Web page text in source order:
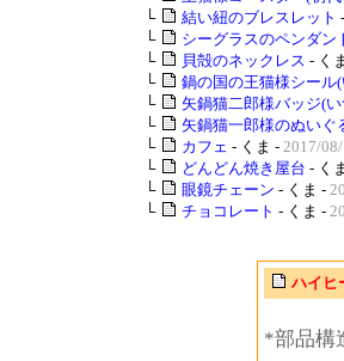
└
結い紐のブレスレット
└
シーグラスのペンダン
└
貝殻のネックレス - く
└
鍋の国の王猫様シール
└
矢鍋猫二郎様バッジ(
└
矢鍋猫一郎様のぬいぐ
└
カフェ - くま - 2017/
└
どんどん焼き屋台 - く
└
眼鏡チェーン - くま -
└
チョコレート - くま -
ハイヒ
*部品構